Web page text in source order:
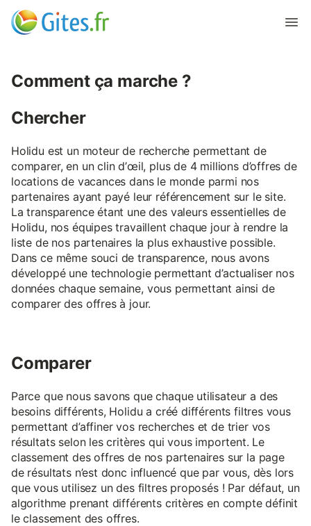
Comment ça marche ?
Chercher
Holidu est un moteur de recherche permettant de
comparer, en un clin d’œil, plus de 4 millions d’offres de
locations de vacances dans le monde parmi nos
partenaires ayant payé leur référencement sur le site.
La transparence étant une des valeurs essentielles de
Holidu, nos équipes travaillent chaque jour à rendre la
liste de nos partenaires la plus exhaustive possible.
Dans ce même souci de transparence, nous avons
développé une technologie permettant d’actualiser nos
données chaque semaine, vous permettant ainsi de
comparer des offres à jour.
Comparer
Parce que nous savons que chaque utilisateur a des
besoins différents, Holidu a créé différents filtres vous
permettant d’affiner vos recherches et de trier vos
résultats selon les critères qui vous importent. Le
classement des offres de nos partenaires sur la page
de résultats n’est donc influencé que par vous, dès lors
que vous utilisez un des filtres proposés ! Par défaut, un
algorithme prenant différents critères en compte définit
le classement des offres.